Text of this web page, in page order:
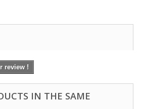
review !
IN THE SAME